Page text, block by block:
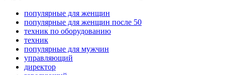
популярные для женщин
популярные для женщин после 50
техник по оборудованию
техник
популярные для мужчин
управляющий
директор